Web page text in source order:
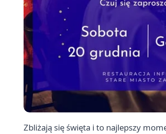
Zbliżają się święta i to najlepszy